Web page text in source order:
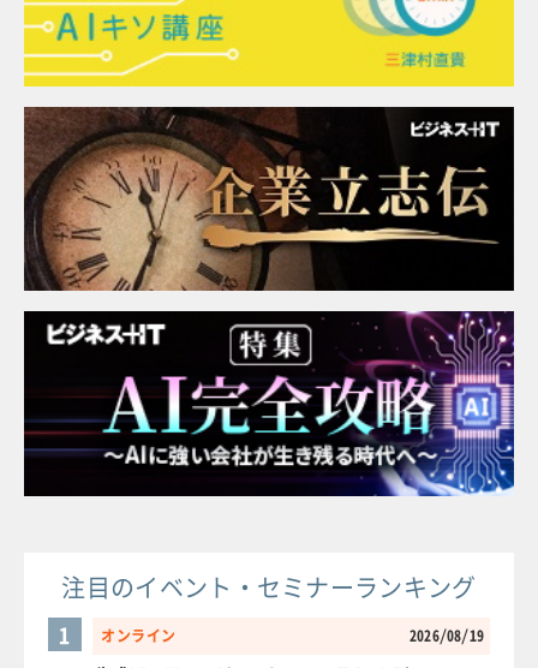
注目のイベント・セミナーランキング
オンライン 2026/08/19
1